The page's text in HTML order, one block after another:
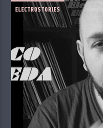
ELECTROSTORIES